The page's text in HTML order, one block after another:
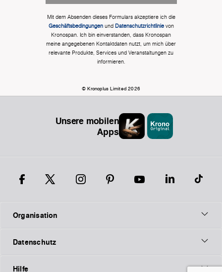
Mit dem Absenden dieses Formulars akzeptiere ich die
Geschäftsbedingungenund Datenschutzrichtlinievon
Kronospan. Ich bin einverstanden, dass Kronospan
meine angegebenen Kontaktdaten nutzt, um mich über
relevante Produkte, Services und Veranstaltungen zu
informieren.
© Kronoplus Limited 2026
Unsere mobilen
Apps
Organisation
Datenschutz
Hilfe